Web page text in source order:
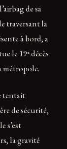
de sa
traversant la
à bord, a
le 19ᵉ décès
métropole.
tentait
de sécurité,
s’est
la gravité